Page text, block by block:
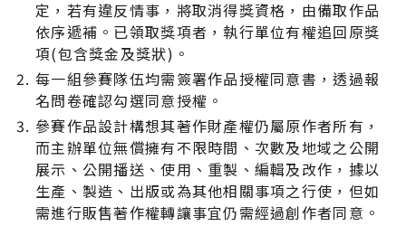
定，若有違反情事，將取消得獎資格，由備取作品
依序遞補。已領取獎項者，執行單位有權追回原獎
項(包含獎金及獎狀)。
每一組參賽隊伍均需簽署作品授權同意書，透過報
名問卷確認勾選同意授權。
參賽作品設計構想其著作財產權仍屬原作者所有，
而主辦單位無償擁有不限時間、次數及地域之公開
展示、公開播送、使用、重製、編輯及改作，據以
生產、製造、出版或為其他相關事項之行使，但如
需進行販售著作權轉讓事宜仍需經過創作者同意。